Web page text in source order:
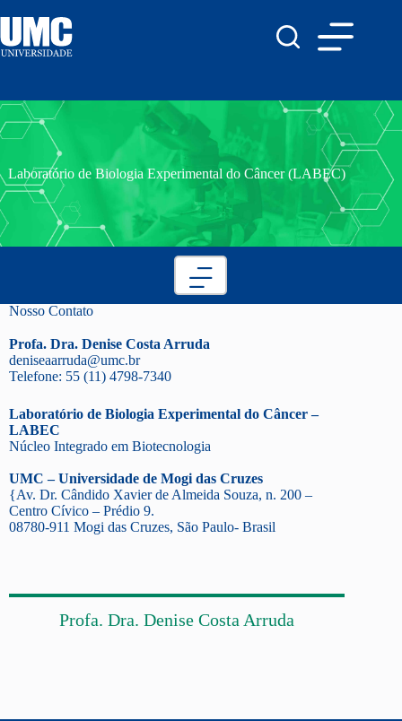
Laboratório de Biologia Experimental do Câncer (LABEC)
Nosso Contato
Profa. Dra. Denise Costa Arruda
deniseaarruda@umc.br
Telefone: 55 (11) 4798-7340
Laboratório de Biologia Experimental do Câncer –
LABEC
Núcleo Integrado em Biotecnologia
UMC – Universidade de Mogi das Cruzes
{Av. Dr. Cândido Xavier de Almeida Souza, n. 200 –
Centro Cívico – Prédio 9.
08780-911 Mogi das Cruzes, São Paulo- Brasil
Profa. Dra. Denise Costa Arruda